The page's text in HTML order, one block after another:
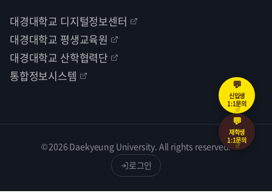
대경대학교 디지털정보센터
대경대학교 평생교육원
대경대학교 산학협력단
통합정보시스템
© 2026 Daekyeung University. All rights reserved.
로그인
💬
신입생
1:1문의
💬
재학생
1:1문의